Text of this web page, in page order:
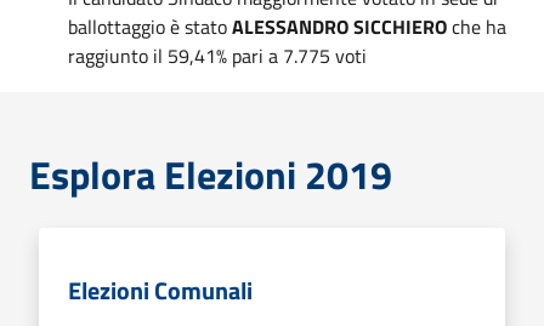
ballottaggio è statoALESSANDRO SICCHIEROche ha
raggiunto il 59,41% pari a 7.775 voti
Esplora Elezioni 2019
Elezioni Comunali